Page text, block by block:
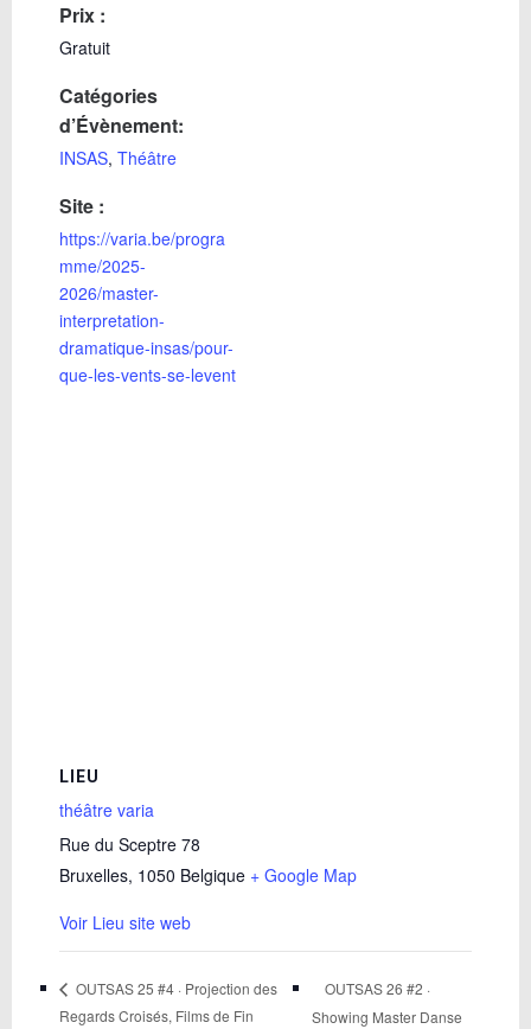
Prix :
Gratuit
Catégories
d’Évènement:
INSAS, Théâtre
Site :
https://varia.be/progra
mme/2025-
2026/master-
interpretation-
dramatique-insas/pour-
que-les-vents-se-levent
LIEU
théâtre varia
Rue du Sceptre 78
Bruxelles, 1050 Belgique + Google Map
Voir Lieu site web
OUTSAS 25 #4 · Projection des
Regards Croisés, Films de Fin
OUTSAS 26 #2 ·
Showing Master Danse